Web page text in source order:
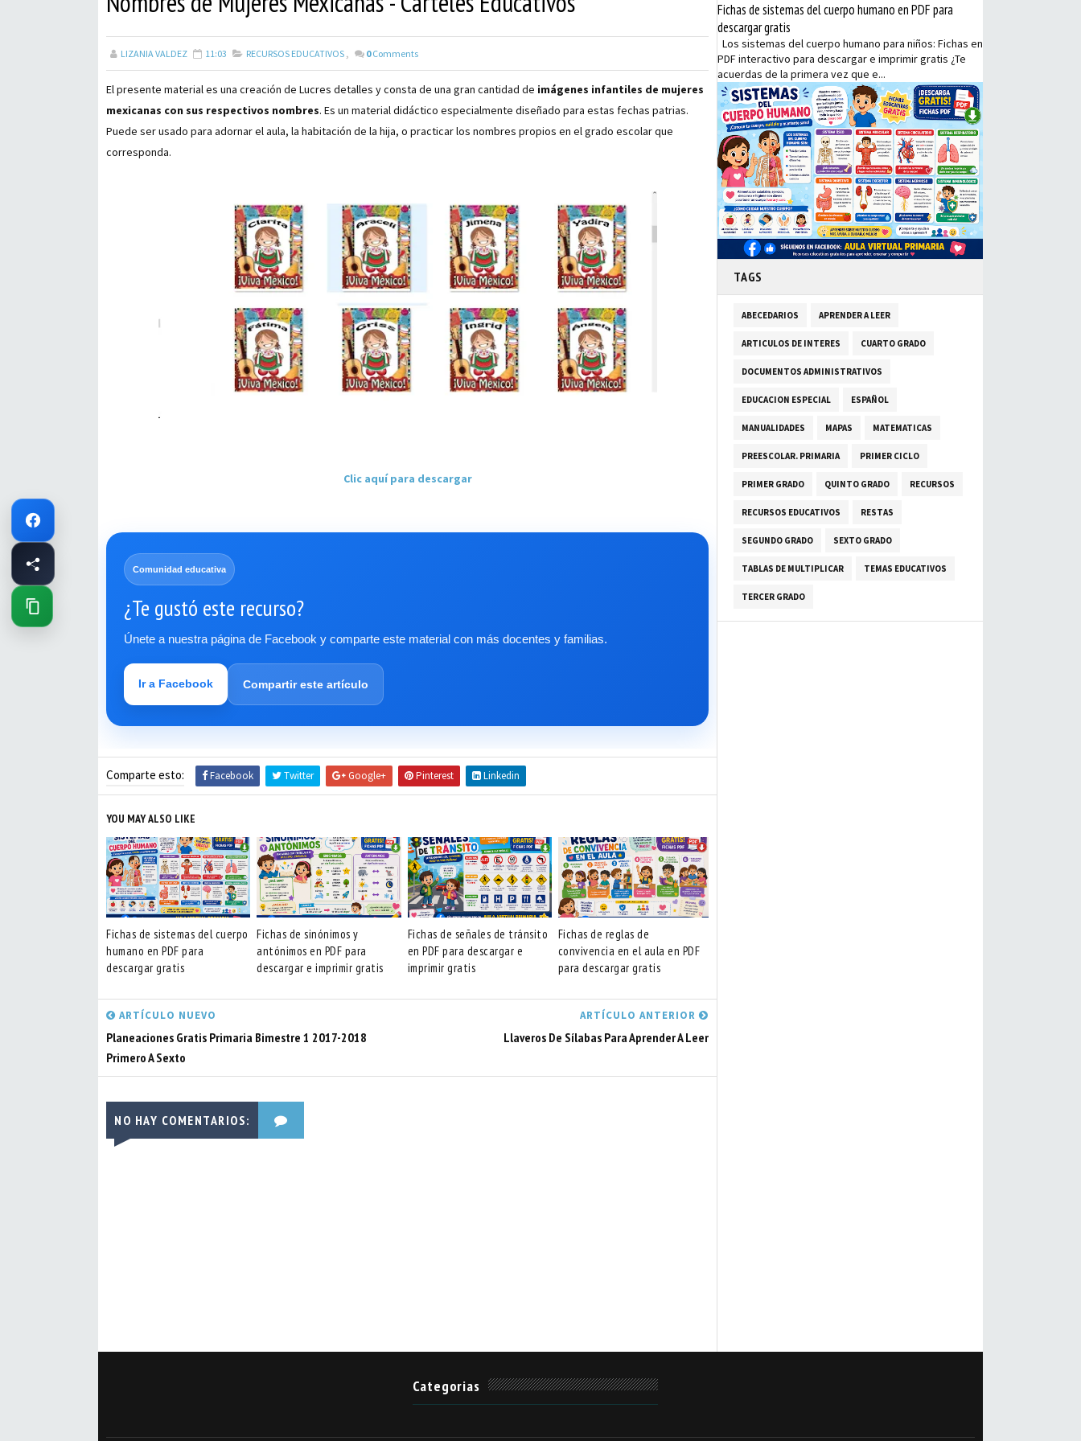
LIZANIA VALDEZ 11:03 RECURSOS EDUCATIVOS , 0 Comments
El presente material es una creación de Lucres detalles y consta de una gran cantidad de imágenes infantiles de mujeres
mexicanas con sus respectivos nombres. Es un material didáctico especialmente diseñado para estas fechas patrias.
Puede ser usado para adornar el aula, la habitación de la hija, o practicar los nombres propios en el grado escolar que
corresponda.
Clic aquí para descargar
Comunidad educativa
¿Te gustó este recurso?
Únete a nuestra página de Facebook y comparte este material con más docentes y familias.
Ir a Facebook Compartir este artículo
Comparte esto: Facebook Twitter Google+ Pinterest Linkedin
YOU MAY ALSO LIKE
Fichas de sistemas del cuerpo
humano en PDF para
descargar gratis
Fichas de sinónimos y
antónimos en PDF para
descargar e imprimir gratis
Fichas de señales de tránsito
en PDF para descargar e
imprimir gratis
Fichas de reglas de
convivencia en el aula en PDF
para descargar gratis
ARTÍCULO NUEVO
Planeaciones Gratis Primaria Bimestre 1 2017-2018
Primero A Sexto
ARTÍCULO ANTERIOR
Llaveros De Sílabas Para Aprender A Leer
NO HAY COMENTARIOS:
Fichas de sistemas del cuerpo humano en PDF para
descargar gratis
Los sistemas del cuerpo humano para niños: Fichas en
PDF interactivo para descargar e imprimir gratis ¿Te
acuerdas de la primera vez que e...
TAGS
ABECEDARIOS APRENDER A LEER
ARTICULOS DE INTERES CUARTO GRADO
DOCUMENTOS ADMINISTRATIVOS
EDUCACION ESPECIAL ESPAÑOL
MANUALIDADES MAPAS MATEMATICAS
PREESCOLAR. PRIMARIA PRIMER CICLO
PRIMER GRADO QUINTO GRADO RECURSOS
RECURSOS EDUCATIVOS RESTAS
SEGUNDO GRADO SEXTO GRADO
TABLAS DE MULTIPLICAR TEMAS EDUCATIVOS
TERCER GRADO
Categorias